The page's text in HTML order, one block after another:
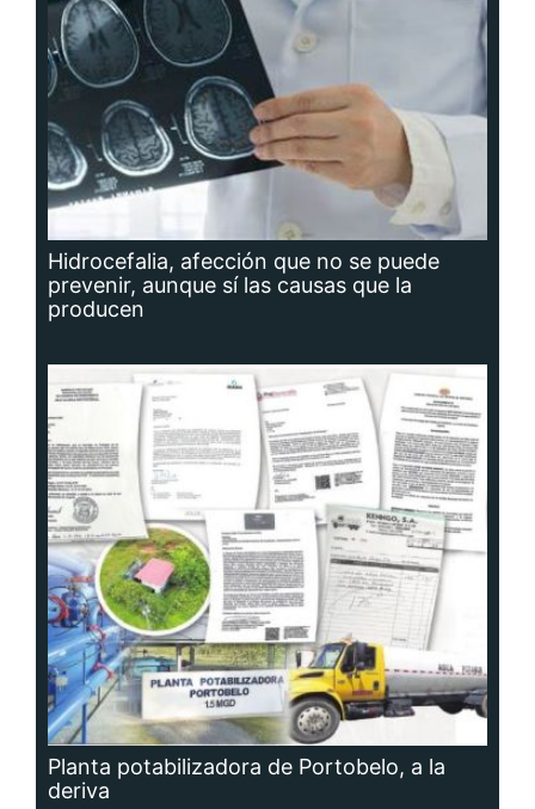
Hidrocefalia, afección que no se puede
prevenir, aunque sí las causas que la
producen
Planta potabilizadora de Portobelo, a la
deriva